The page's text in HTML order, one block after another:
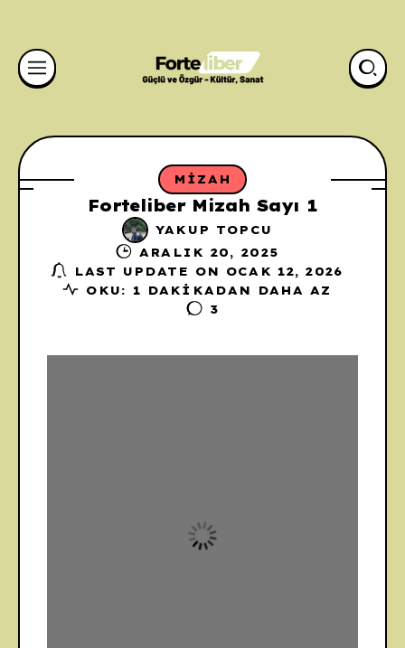
MIZAH
Forteliber Mizah Sayı 1
YAKUP TOPCU
ARALIK 20, 2025
LAST UPDATE ON OCAK 12, 2026
OKU: 1 DAKIKADAN DAHA AZ
3